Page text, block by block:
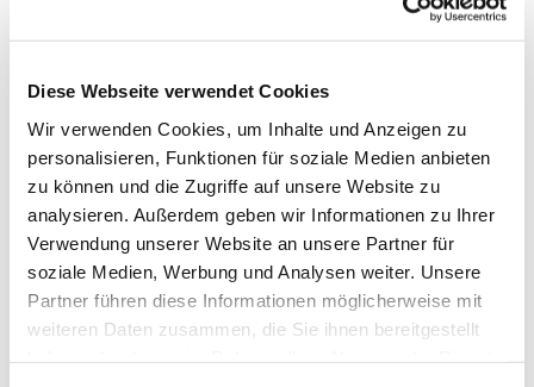
Diese Webseite verwendet Cookies
Wir verwenden Cookies, um Inhalte und Anzeigen zu
personalisieren, Funktionen für soziale Medien anbieten
zu können und die Zugriffe auf unsere Website zu
analysieren. Außerdem geben wir Informationen zu Ihrer
Verwendung unserer Website an unsere Partner für
soziale Medien, Werbung und Analysen weiter. Unsere
Partner führen diese Informationen möglicherweise mit
weiteren Daten zusammen, die Sie ihnen bereitgestellt